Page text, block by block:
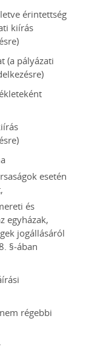
érintettség
kiírás
(a pályázati
esetén
és
egyházak,
jogállásáról
§‑ában
régebbi